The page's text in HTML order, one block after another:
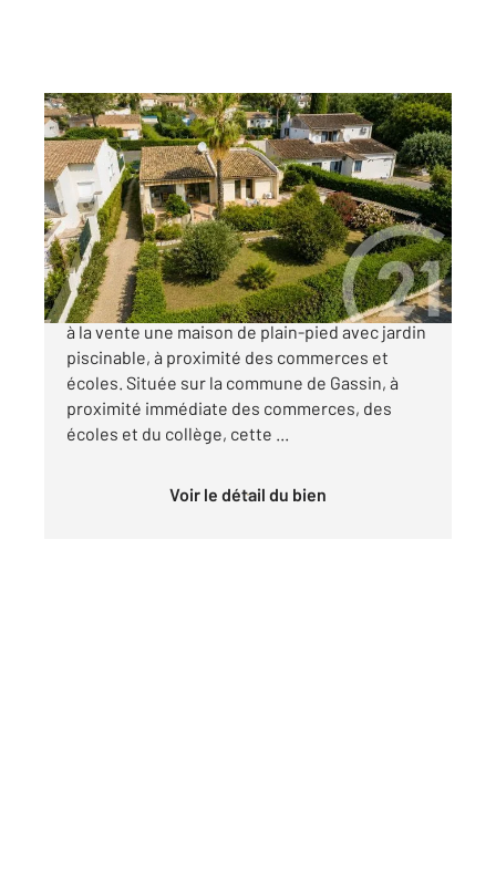
GASSIN 83
97,50 m2, 4 pièces
Ref : 1692
Maison à vendre
768 000 €
Votre agence Century 21 Cogolin vous propose
à la vente une maison de plain-pied avec jardin
piscinable, à proximité des commerces et
écoles. Située sur la commune de Gassin, à
proximité immédiate des commerces, des
écoles et du collège, cette ...
Voir le détail du bien